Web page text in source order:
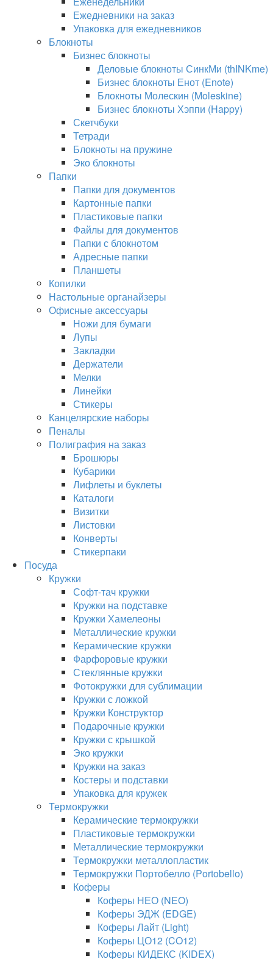
Ежедневники на заказ
Упаковка для ежедневников
Блокноты
Бизнес блокноты
Деловые блокноты СинкМи (thINKme)
Бизнес блокноты Енот (Enote)
Блокноты Молескин (Moleskine)
Бизнес блокноты Хэппи (Happy)
Скетчбуки
Тетради
Блокноты на пружине
Эко блокноты
Папки
Папки для документов
Картонные папки
Пластиковые папки
Файлы для документов
Папки с блокнотом
Адресные папки
Планшеты
Копилки
Настольные органайзеры
Офисные аксессуары
Ножи для бумаги
Лупы
Закладки
Держатели
Мелки
Линейки
Стикеры
Канцелярские наборы
Пеналы
Полиграфия на заказ
Брошюры
Кубарики
Лифлеты и буклеты
Каталоги
Визитки
Листовки
Конверты
Стикерпаки
Посуда
Кружки
Софт-тач кружки
Кружки на подставке
Кружки Хамелеоны
Металлические кружки
Керамические кружки
Фарфоровые кружки
Стеклянные кружки
Фотокружки для сублимации
Кружки с ложкой
Кружки Конструктор
Подарочные кружки
Кружки с крышкой
Эко кружки
Кружки на заказ
Костеры и подставки
Упаковка для кружек
Термокружки
Керамические термокружки
Пластиковые термокружки
Металлические термокружки
Термокружки металлопластик
Термокружки Портобелло (Portobello)
Коферы
Коферы НЕО (NEO)
Коферы ЭДЖ (EDGE)
Коферы Лайт (Light)
Коферы ЦО12 (CO12)
Коферы КИДЕКС (KIDEX)